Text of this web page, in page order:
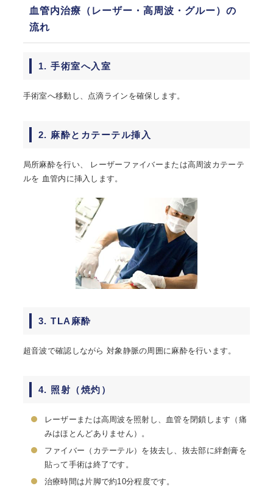
血管内治療（レーザー・高周波・グルー）の
流れ
1. 手術室へ入室
手術室へ移動し、点滴ラインを確保します。
2. 麻酔とカテーテル挿入
局所麻酔を行い、 レーザーファイバーまたは高周波カテーテ
ルを 血管内に挿入します。
3. TLA麻酔
超音波で確認しながら 対象静脈の周囲に麻酔を行います。
4. 照射（焼灼）
レーザーまたは高周波を照射し、血管を閉鎖します（痛
みはほとんどありません）。
ファイバー（カテーテル）を抜去し、抜去部に絆創膏を
貼って手術は終了です。
治療時間は片脚で約10分程度です。